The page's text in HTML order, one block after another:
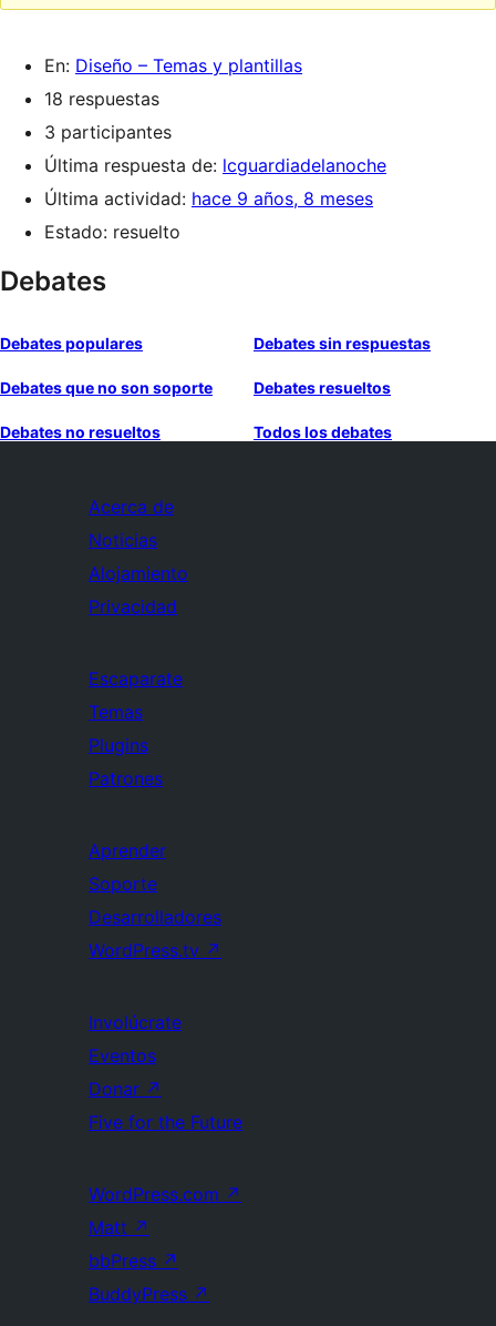
En: Diseño – Temas y plantillas
18 respuestas
3 participantes
Última respuesta de: lcguardiadelanoche
Última actividad: hace 9 años, 8 meses
Estado: resuelto
Debates
Debates populares Debates sin respuestas
Debates que no son soporte Debates resueltos
Debates no resueltos Todos los debates
Acerca de
Noticias
Alojamiento
Privacidad
Escaparate
Temas
Plugins
Patrones
Aprender
Soporte
Desarrolladores
WordPress.tv ↗
Involúcrate
Eventos
Donar ↗
Five for the Future
WordPress.com ↗
Matt ↗
bbPress ↗
BuddyPress ↗